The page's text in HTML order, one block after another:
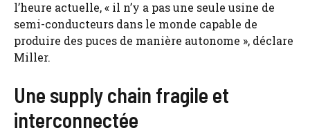
l’heure actuelle, « il n’y a pas une seule usine de
semi-conducteurs dans le monde capable de
produire des puces de manière autonome », déclare
Miller.
Une supply chain fragile et
interconnectée